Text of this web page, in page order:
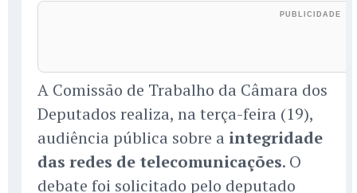
A Comissão de Trabalho da Câmara dos
Deputados realiza, na terça-feira (19),
audiência pública sobre a integridade
das redes de telecomunicações. O
debate foi solicitado pelo deputado